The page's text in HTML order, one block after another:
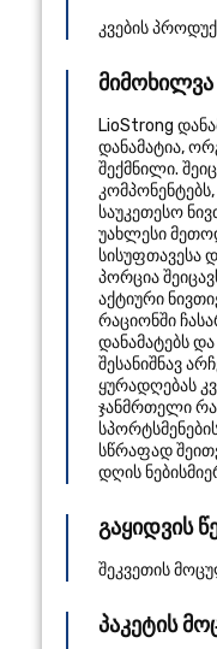
კვების
მიმოხილვა
LioStrong
დანამატია,
შექმნილი.
საუკეთესო
უახლესი
სისუფთავესა
პორცია
აქტიური
რაციონში
დანამატებს
შესანიშნავ
ყურადღებას
ჯანმრთელი
სწრაფად
დღის
გაყიდვის
შეკვეთის
პაკეტის